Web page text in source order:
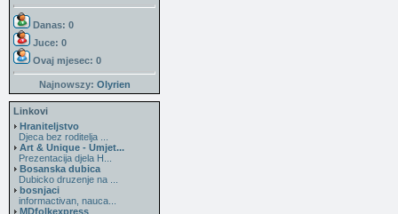
Danas: 0
Juce: 0
Ovaj mjesec: 0
Najnowszy: Olyrien
Linkovi
Hraniteljstvo
Djeca bez roditelja ...
Art & Unique - Umjet...
Prezentacija djela H...
Bosanska dubica
Dubicko druzenje na ...
bosnjaci
informactivan, nauca...
MDfolkexpress